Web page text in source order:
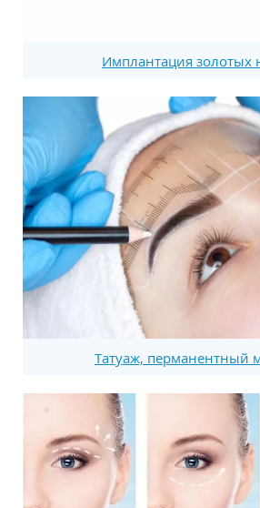
Имплантация золотых
Татуаж, перманентный